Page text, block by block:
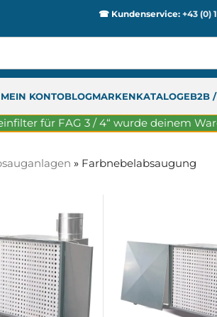
☎ Kundenservice:+43 (0)
MEIN KONTOBLOGMARKENKATALOGEB2B
für FAG 3 / 4“ wurde deinem
» Farbnebelabsaugung